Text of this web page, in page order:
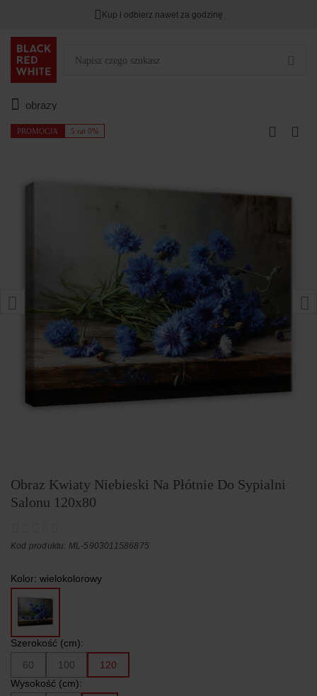
Kup i odbierz nawet za godzinę
obrazy
PROMOCJA 5 rat 0%
Obraz Kwiaty Niebieski Na Płótnie Do Sypialni
Salonu 120x80
Kod produktu: ML-5903011586875
Kolor: wielokolorowy
Szerokość (cm):
60
100
120
Wysokość (cm):